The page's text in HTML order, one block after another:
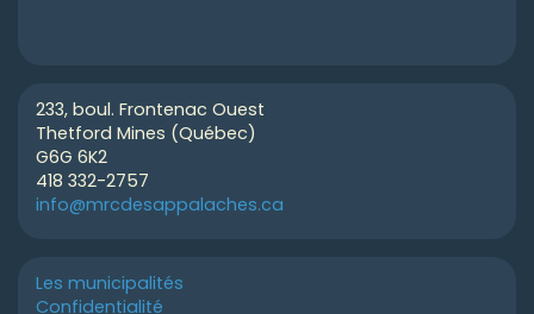
233, boul. Frontenac Ouest
Thetford Mines (Québec)
G6G 6K2
418 332-2757
info@mrcdesappalaches.ca
Les municipalités
Confidentialité